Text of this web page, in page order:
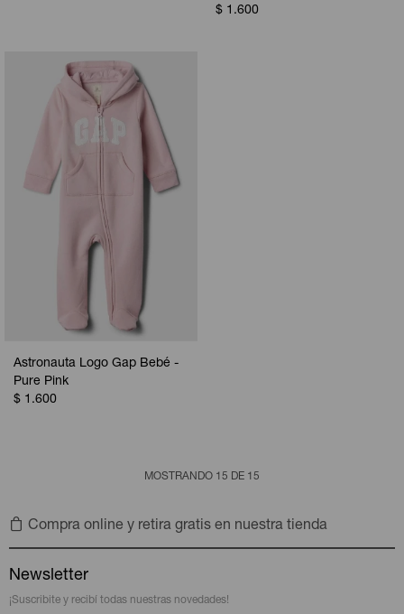
$ 1.600
Astronauta Logo Gap Bebé -
Pure Pink
$ 1.600
MOSTRANDO 15 DE 15
Compra online y retira gratis en nuestra tienda
Newsletter
¡Suscribite y recibí todas nuestras novedades!